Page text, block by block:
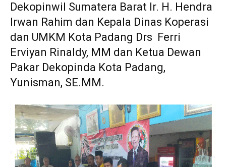
Dekopinwil Sumatera Barat Ir. H. Hendra
Irwan Rahim dan Kepala Dinas Koperasi
dan UMKM Kota Padang Drs Ferri
Erviyan Rinaldy, MM dan Ketua Dewan
Pakar Dekopinda Kota Padang,
Yunisman, SE.MM.